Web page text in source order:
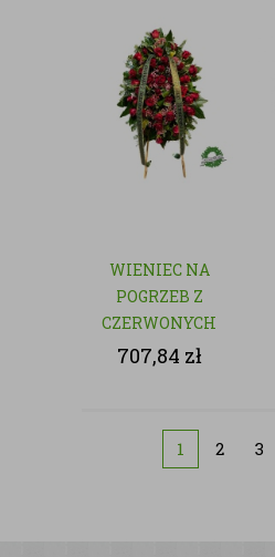
WIENIEC NA
POGRZEB Z
CZERWONYCH
RÓŻ
707,84 zł
1 2 3